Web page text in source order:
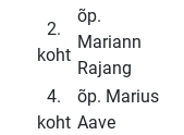
2.
koht
õp.
Mariann
Rajang
4.
koht
õp. Marius
Aave